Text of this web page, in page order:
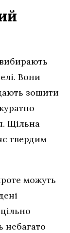
Вони
зошити
Щільна
твердим
можуть
небагато